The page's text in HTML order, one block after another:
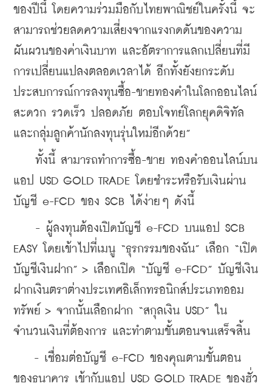
ของปีนี้ โดยความร่วมมือกับไทยพาณิชย์ในครั้งนี้ จะ
สามารถช่วยลดความเสี่ยงจากแรงกดดันของความ
ผันผวนของค่าเงินบาท และอัตราการแลกเปลี่ยนที่มี
การเปลี่ยนแปลงตลอดเวลาได้ อีกทั้งยังยกระดับ
ประสบการณ์การลงทุนซื้อ-ขายทองคำในโลกออนไลน์
สะดวก รวดเร็ว ปลอดภัย ตอบโจทย์โลกยุคดิจิทัล
และกลุ่มลูกค้านักลงทุนรุ่นใหม่อีกด้วย”
ทั้งนี้ สามารถทำการซื้อ-ขาย ทองคำออนไลน์บน
แอป USD GOLD TRADE โดยชำระหรือรับเงินผ่าน
บัญชี e-FCD ของ SCB ได้ง่ายๆ ดังนี้
- ผู้ลงทุนต้องเปิดบัญชี e-FCD บนแอป SCB
EASY โดยเข้าไปที่เมนู “ธุรกรรมของฉัน” เลือก “เปิด
บัญชีเงินฝาก” > เลือกเปิด “บัญชี e-FCD” บัญชีเงิน
ฝากเงินตราต่างประเทศอิเล็กทรอนิกส์ประเภทออม
ทรัพย์ > จากนั้นเลือกฝาก “สกุลเงิน USD” ใน
จำนวนเงินที่ต้องการ และทำตามขั้นตอนจนเสร็จสิ้น
- เชื่อมต่อบัญชี e-FCD ของคุณตามขั้นตอน
ของธนาคาร เข้ากับแอป USD GOLD TRADE ของฮั่ว